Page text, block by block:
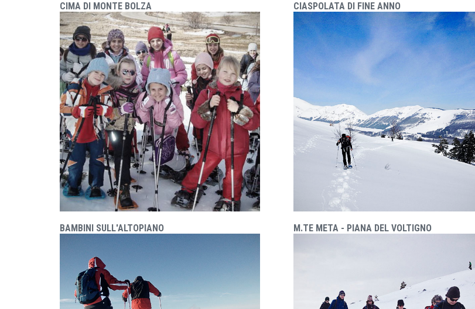
CIMA DI MONTE BOLZA CIASPOLATA DI FINE ANNO
BAMBINI SULL'ALTOPIANO M.TE META - PIANA DEL VOLTIGNO